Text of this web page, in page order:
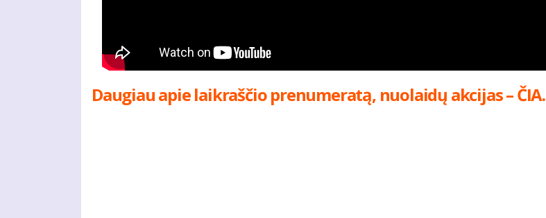
Daugiau apie laikraščio prenumeratą, nuolaidų akcijas – ČIA.